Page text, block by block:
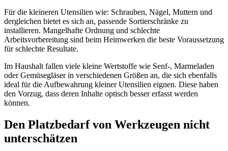
Für die kleineren Utensilien wie: Schrauben, Nägel, Muttern und
dergleichen bietet es sich an, passende Sortierschränke zu
installieren. Mangelhafte Ordnung und schlechte
Arbeitsvorbereitung sind beim Heimwerken die beste Voraussetzung
für schlechte Resultate.
Im Haushalt fallen viele kleine Wertstoffe wie Senf-, Marmeladen
oder Gemüsegläser in verschiedenen Größen an, die sich ebenfalls
ideal für die Aufbewahrung kleiner Utensilien eignen. Diese haben
den Vorzug, dass deren Inhalte optisch besser erfasst werden
können.
Den Platzbedarf von Werkzeugen nicht
unterschätzen